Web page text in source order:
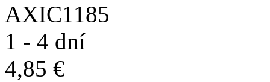
AXIC1185
1 - 4 dní
4,85 €